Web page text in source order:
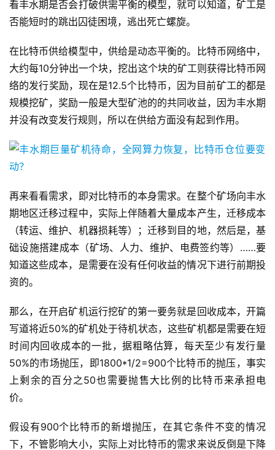
看丰水期是否会打破供需平衡的模型，就可以知道，矿工是
否能短时的跳出囚徒困境，逃出死亡螺旋。
在比特币供给模型中，供给是动态平衡的。比特币网络中，
大约每10分钟出一个块，挖出这个块的矿工则获得比特币网
络的发行奖励，现在是12.5个比特币，因为目前矿工的都是
规模挖矿，奖励一般是大型矿池的的共同收益，因为丰水期
并没有改变发行规则，所以在供给方面没有起到作用。
再来看看需求，即对比特币的本身需求。在整个矿场向丰水
期地区迁移过程中，实际上伴随着大量成本产生，迁移成本
（转运、维护、机器损耗等）；迁移到目的地，然后是，基
础设施搭建成本（矿场、人力、维护、电费签约等）……要
知道这些成本，是需要在没有任何收益的情况下进行前期投
资的。
那么，在开启矿机运行挖矿的第一要务就是回收成本，开篇
写道将近50%的矿机处于待机状态，这些矿机都是需要在短
时间内回收成本的一批，据粗略估算，每天至少有发行量
50%的市场抛压，即1800*1/2=900个比特币的抛压，事实
上剩余的百分之50也需要抛售大比例的比特币来承担电
价。
假设有900个比特币的新增抛压，在其它条件不变的情况
下，不管影响大小，实际上对比特币的需求来说反倒是下降